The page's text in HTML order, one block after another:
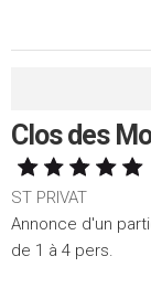
Clos des
ST PRIVAT
Annonce d'un
de 1 à 4 pers.